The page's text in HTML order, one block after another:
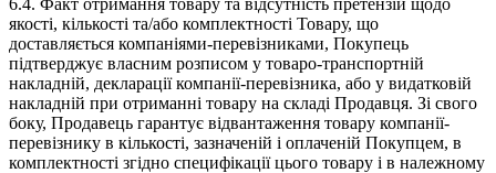
якості, кількості та/або комплектності Товару, що
доставляється компаніями-перевізниками, Покупець
підтверджує власним розписом у товаро-транспортній
накладній, декларації компанії-перевізника, або у видатковій
накладній при отриманні товару на складі Продавця. Зі свого
боку, Продавець гарантує відвантаження товару компанії-
перевізнику в кількості, зазначеній і оплаченій Покупцем, в
комплектності згідно специфікації цього товару і в належному